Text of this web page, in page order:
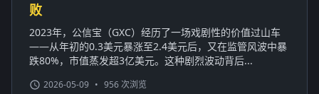
败
2023年，公信宝（GXC）经历了一场戏剧性的价值过山车
——从年初的0.3美元暴涨至2.4美元后，又在监管风波中暴
跌80%，市值蒸发超3亿美元。这种剧烈波动背后...
2026-05-09 • 956 次浏览